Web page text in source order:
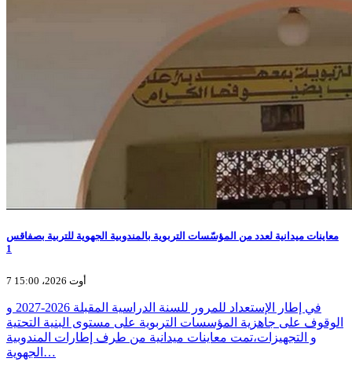
معاينات ميدانية لعدد من المؤسّسات التربوية بالمندوبية الجهوية للتربية بصفاقس
1
7 أوت 2026، 15:00
في إطار الإستعداد للمرور للسنة الدراسية المقبلة 2026-2027 و
الوقوف على جاهزية المؤسسات التربوية على مستوى البنية التحتية
و التجهيزات،تمت معاينات ميدانية من طرف إطارات المندوبية
الجهوية…